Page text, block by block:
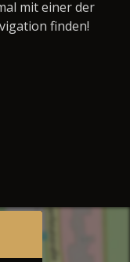
mit einer der
finden!